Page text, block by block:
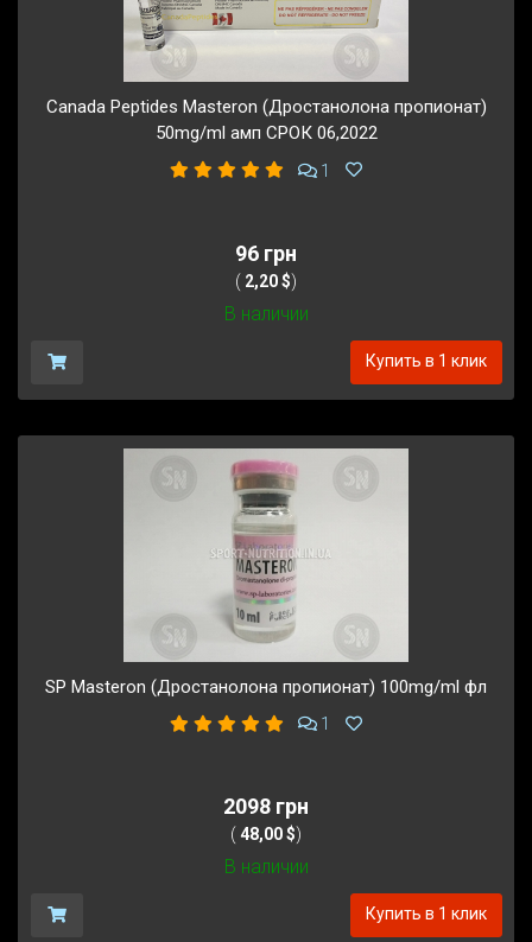
Canada Peptides Masteron (Дростанолона пропионат)
50mg/ml амп СРОК 06,2022
1
96 грн
( 2,20 $)
В наличии
Купить в 1 клик
SP Masteron (Дростанолона пропионат) 100mg/ml фл
1
2098 грн
( 48,00 $)
В наличии
Купить в 1 клик